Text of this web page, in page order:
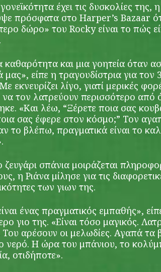
έχει τις δυσκολίες της,
πρόσφατα στο Harper’s Bazaar
δώρο» του Rocky είναι το πώς
καθαρότητα και μια γοητεία όταν
μας», είπε η τραγουδίστρια για τον
εκνευρίζει λίγο, γιατί μερικές
να τον λατρεύουν περισσότερο από
«Και λέω, “Ξέρετε ποια σας
σας έφερε στον κόσμο;” Τον
το βλέπω, πραγματικά είναι το
ζευγάρι σπάνια μοιράζεται
η Ριάνα μίλησε για τις
των γιων της.
ένας πραγματικός εμπαθής»,
γιο της. «Είναι τόσο μαγικός.
Του αρέσουν οι μελωδίες. Αγαπά τα
νερό. Η ώρα του μπάνιου, το
οτιδήποτε».